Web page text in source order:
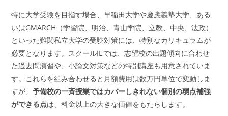
特に大学受験を目指す場合、早稲田大学や慶應義塾大学、ある
いはGMARCH（学習院、明治、青山学院、立教、中央、法政）
といった難関私立大学の受験対策には、特別なカリキュラムが
必要となります。スクールIEでは、志望校の出題傾向に合わせ
た過去問演習や、小論文対策などの特別講座も用意されていま
す。これらを組み合わせると月額費用は数万円単位で変動しま
すが、予備校の一斉授業ではカバーしきれない個別の弱点補強
ができる点は、料金以上の大きな価値をもたらします。